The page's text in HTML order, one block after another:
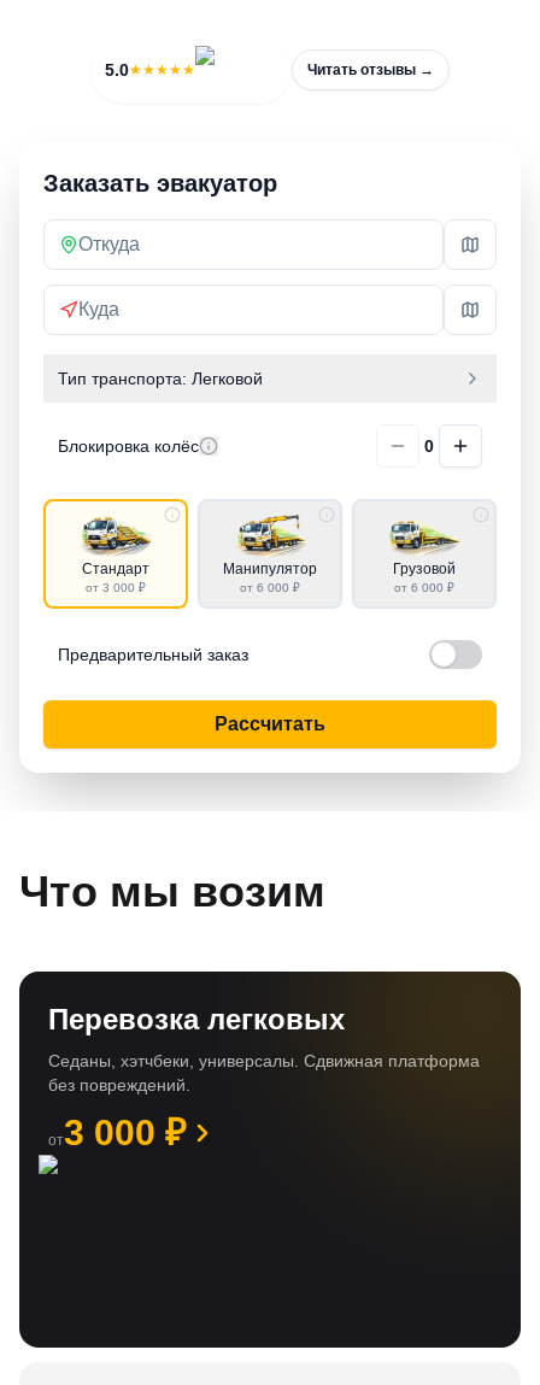
5.0★★★★★ Читать отзывы →
Заказать эвакуатор
Тип транспорта: Легковой
Блокировка колёс 0
Стандарт
от 3 000 ₽
Манипулятор
от 6 000 ₽
Грузовой
от 6 000 ₽
Предварительный заказ
Рассчитать
Что мы возим
Перевозка легковых
Седаны, хэтчбеки, универсалы. Сдвижная платформа
без повреждений.
от3 000 ₽